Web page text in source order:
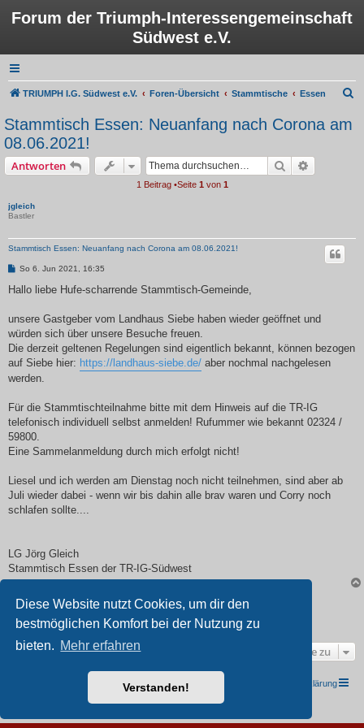
Diese Website nutzt Cookies, um dir den
bestmöglichen Komfort bei der Nutzung zu
bieten. Mehr erfahren
Verstanden!
Forum der Triumph-Interessengemeinschaft
Südwest e.V.
TRIUMPH I.G. Südwest e.V. Foren-Übersicht Stammtische Essen
Stammtisch Essen: Neuanfang nach Corona am
08.06.2021!
Antworten Suche
1 Beitrag •Seite 1 von 1
jgleich
Bastler
Stammtisch Essen: Neuanfang nach Corona am 08.06.2021!
B
i
a
So 6. Jun 2021, 16:35
Hallo liebe Hufe-scharrende Stammtisch-Gemeinde,
unsere Gastgeber vom Landhaus Siebe haben wieder geöffnet und
würden sich über unsere Besuche freuen.
Die derzeit geltenen Regelungen sind eigentlich bekannt, können bezogen
auf Siebe hier: https://landhaus-siebe.de/ aber nochmal nachgelesen
werden.
Für die Stammtischteilnahme bitte mit dem Hinweis auf die TR-IG
telefonisch individuell selbst anmelden! Rufummer wie bekannt 02324 /
59800.
Eine Sammelanmeldung durch mich erfolgt nicht!
Liesel und ich werden am Dienstag noch nicht teilnehmen, sind aber ab
Juli wieder dabei - wenn wir bis dahin alle brav waren und Corry noch
schlafen sollte....
LG Jörg Gleich
Stammtisch Essen der TR-IG-Südwest
Antworten
1 Beitrag •Seite1 von1
Gehe zu
TRIUMPH I.G. Südwest e.V. Foren-Übersicht Datenschutzerklärung
Powered byphpBB® Forum Software © phpBB Limited